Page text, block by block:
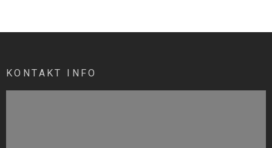
KONTAKT INFO